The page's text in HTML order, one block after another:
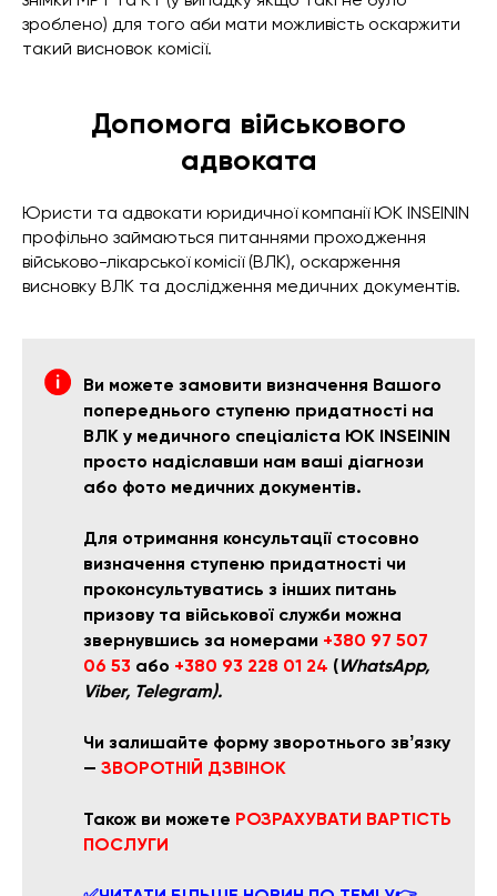
зроблено) для того аби мати можливість оскаржити
такий висновок комісії.
Допомога військового
адвоката
Юристи та адвокати юридичної компанії ЮК INSEININ
профільно займаються питаннями проходження
військово-лікарської комісії (ВЛК), оскарження
висновку ВЛК та дослідження медичних документів.
Ви можете замовити визначення Вашого
попереднього ступеню придатності на
ВЛК у медичного спеціаліста ЮК INSEININ
просто надіславши нам ваші діагнози
або фото медичних документів.
Для отримання консультації стосовно
визначення ступеню придатності чи
проконсультуватись з інших питань
призову та військової служби можна
звернувшись за номерами +380 97 507
06 53 або +380 93 228 01 24 (WhatsApp,
Viber, Telegram).
Чи залишайте форму зворотнього звʼязку
— ЗВОРОТНІЙ ДЗВІНОК
Також ви можете РОЗРАХУВАТИ ВАРТІСТЬ
ПОСЛУГИ